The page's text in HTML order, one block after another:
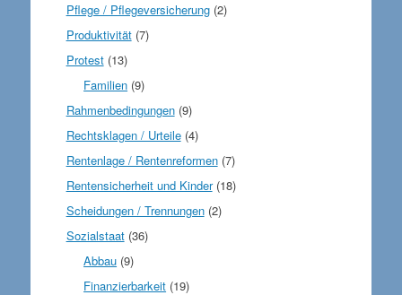
Pflege / Pflegeversicherung(2)
Produktivität(7)
Protest(13)
Familien (9)
Rahmenbedingungen(9)
Rechtsklagen / Urteile(4)
Rentenlage / Rentenreformen(7)
Rentensicherheit und Kinder(18)
Scheidungen / Trennungen(2)
Sozialstaat(36)
Abbau (9)
Finanzierbarkeit (19)